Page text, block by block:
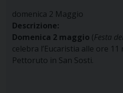
domenica 2 Maggio
Descrizione:
Domenica 2 maggio (Festa
celebra l’Eucaristia alle ore
Pettoruto in San Sosti.